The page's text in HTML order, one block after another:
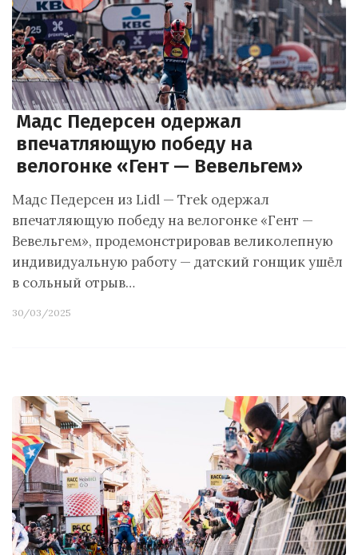
Мадс Педерсен одержал
впечатляющую победу на
велогонке «Гент — Вевельгем»
Мадс Педерсен из Lidl — Trek одержал
впечатляющую победу на велогонке «Гент —
Вевельгем», продемонстрировав великолепную
индивидуальную работу — датский гонщик ушёл
в сольный отрыв…
30/03/2025